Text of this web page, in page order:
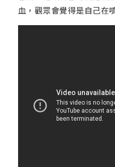
血，觀眾會覺得是自己在